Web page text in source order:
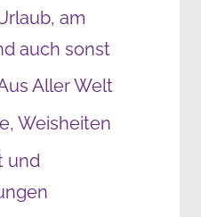
am
auch sonst
Aller Welt
Weisheiten
und